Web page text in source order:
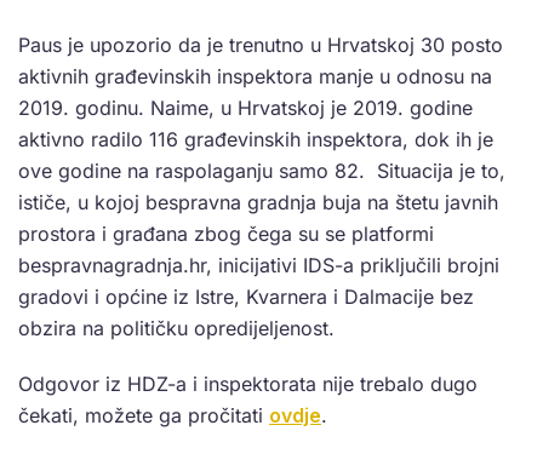
Paus je upozorio da je trenutno u Hrvatskoj 30 posto
aktivnih građevinskih inspektora manje u odnosu na
2019. godinu. Naime, u Hrvatskoj je 2019. godine
aktivno radilo 116 građevinskih inspektora, dok ih je
ove godine na raspolaganju samo 82. Situacija je to,
ističe, u kojoj bespravna gradnja buja na štetu javnih
prostora i građana zbog čega su se platformi
bespravnagradnja.hr, inicijativi IDS-a priključili brojni
gradovi i općine iz Istre, Kvarnera i Dalmacije bez
obzira na političku opredijeljenost.
Odgovor iz HDZ-a i inspektorata nije trebalo dugo
čekati, možete ga pročitati ovdje.